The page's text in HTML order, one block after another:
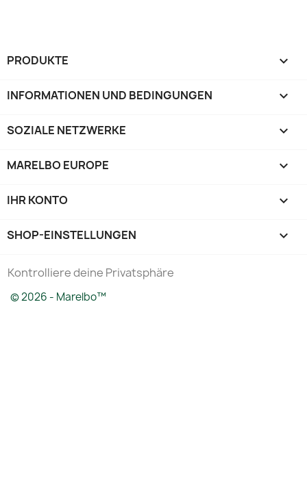
PRODUKTE 
INFORMATIONEN UND BEDINGUNGEN 
SOZIALE NETZWERKE 
MARELBO EUROPE 
IHR KONTO 
SHOP-EINSTELLUNGEN keyboard_arrow_down
Kontrolliere deine Privatsphäre
© 2026 - Marelbo™